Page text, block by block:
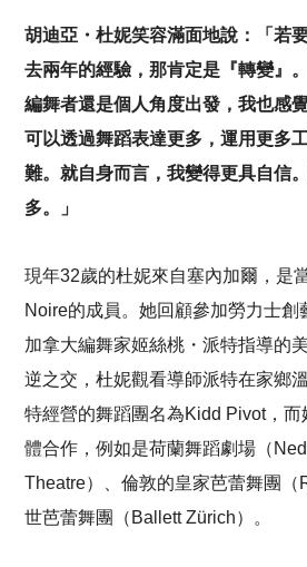
胡迪亞・杜妮笑容滿面地說：「若
去兩年的經驗，那肯定是『轉變』
編舞者還是個人角度出發，我也感
可以透過舞蹈表達更多，運用更多
難。就自身而言，我變得更具自信
多。」
現年32歲的杜妮來自塞內加爾，是
Noire的成員。她回顧參加勞力士創
加拿大編舞家姬絲桃・派特指導的
逆之交，杜妮觀看導師派特在家鄉
特經營的舞蹈團名為Kidd Pivot，
體合作，例如是荷蘭舞蹈劇場（
Theatre）、倫敦的皇家芭蕾舞團（
世芭蕾舞團（Ballett Zürich）。